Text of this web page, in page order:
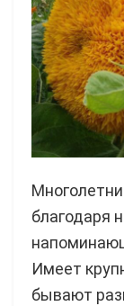
благодаря
Имеет
бывают